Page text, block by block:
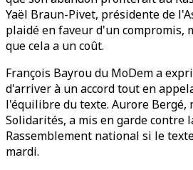
Yaël Braun-Pivet, présidente de
plaidé en faveur d'un compromis,
que cela a un coût.
François Bayrou du MoDem a
d'arriver à un accord tout en
l'équilibre du texte. Aurore Bergé,
Solidarités, a mis en garde contre
Rassemblement national si le
mardi.